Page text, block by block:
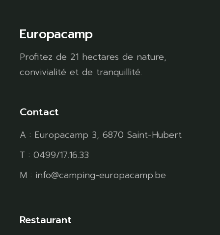
Europacamp
Profitez de 21 hectares de nature,
convivialité et de tranquillité.
Contact
A : Europacamp 3, 6870 Saint-Hubert
T : 0499/17.16.33
M : info@camping-europacamp.be
Restaurant